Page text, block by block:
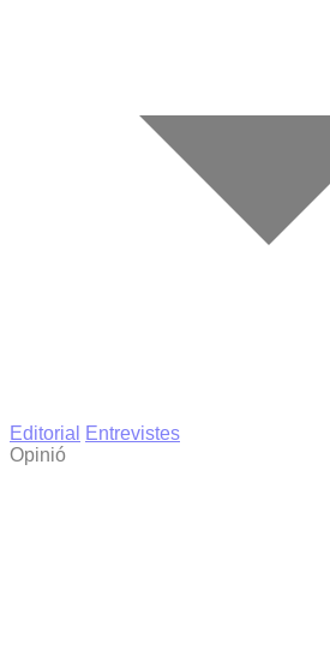
Editorial
Entrevistes
Opinió